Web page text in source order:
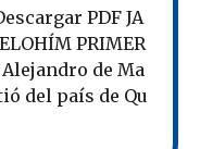
PDF JA
PRIMER
Alejandro de Ma
del país de Qu